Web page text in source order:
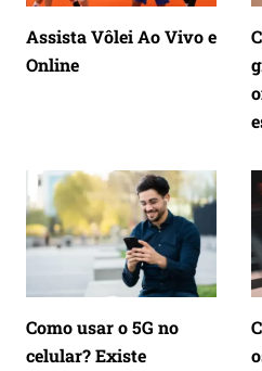
Assista Vôlei Ao Vivo e
Online
Como usar o 5G no
celular? Existe